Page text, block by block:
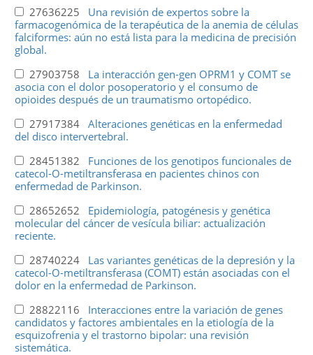
27636225 Una revisión de expertos sobre la
farmacogenómica de la terapéutica de la anemia de células
falciformes: aún no está lista para la medicina de precisión
global.
27903758 La interacción gen-gen OPRM1 y COMT se
asocia con el dolor posoperatorio y el consumo de
opioides después de un traumatismo ortopédico.
27917384 Alteraciones genéticas en la enfermedad
del disco intervertebral.
28451382 Funciones de los genotipos funcionales de
catecol-O-metiltransferasa en pacientes chinos con
enfermedad de Parkinson.
28652652 Epidemiología, patogénesis y genética
molecular del cáncer de vesícula biliar: actualización
reciente.
28740224 Las variantes genéticas de la depresión y la
catecol-O-metiltransferasa (COMT) están asociadas con el
dolor en la enfermedad de Parkinson.
28822116 Interacciones entre la variación de genes
candidatos y factores ambientales en la etiología de la
esquizofrenia y el trastorno bipolar: una revisión
sistemática.